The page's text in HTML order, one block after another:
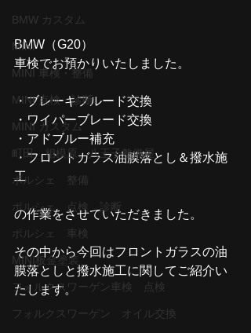
BMW カスタム
MINI
MINI 車検・整備
MINI 点検・診断
MINI カスタム
町田、相模原、八王子整備屋
ポルシェ 整備
ポルシェ 点検 診断
ポルシェ 車検
MINI板金塗装
フォルクスワーゲン車検 点検
フォルクスワーゲン オイル交換
BMW（G20）
車検でお預かりいたしました。
・ブレーキフルード交換
・ワイパーブレード交換
・アドブルー補充
・フロントガラス油膜落とし＆撥水施
工
の作業をさせていただきました。
その中から今回はフロントガラスの油
膜落としと撥水施工に関してご紹介い
たします。